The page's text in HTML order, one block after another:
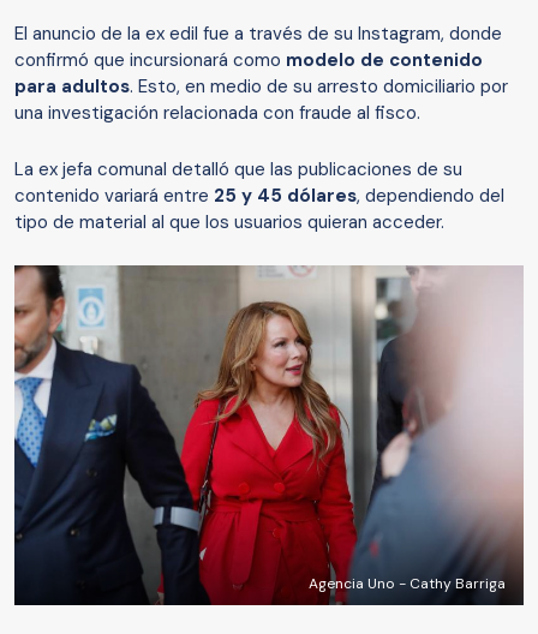
El anuncio de la ex edil fue a través de su Instagram, donde
confirmó que incursionará como modelo de contenido
para adultos. Esto, en medio de su arresto domiciliario por
una investigación relacionada con fraude al fisco.
La ex jefa comunal detalló que las publicaciones de su
contenido variará entre 25 y 45 dólares, dependiendo del
tipo de material al que los usuarios quieran acceder.
Agencia Uno - Cathy Barriga